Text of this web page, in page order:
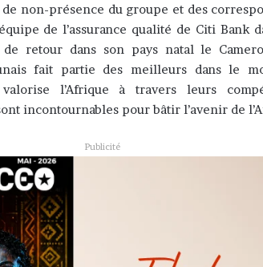
de non-présence du groupe et des
de l’assurance qualité de Citi Bank
retour dans son pays natal le
fait partie des meilleurs dans le
l’Afrique à travers leurs
incontournables pour bâtir l’avenir de
Publicité